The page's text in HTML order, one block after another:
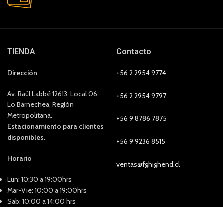
TIENDA
Dirección
Av. Raúl Labbé 12613, Local 06,
Lo Barnechea, Región
Metropolitana.
Estacionamiento para clientes
disponibles.
Horario
Lun: 10:30 a 19:00hrs
Mar-Vie: 10:00 a 19:00hrs
Sab: 10:00 a 14:00 hrs
Contacto
+56 2 2954 9774
+56 2 2954 9797
+56 9 8786 7875
+56 9 9236 8515
ventas@fghighend.cl